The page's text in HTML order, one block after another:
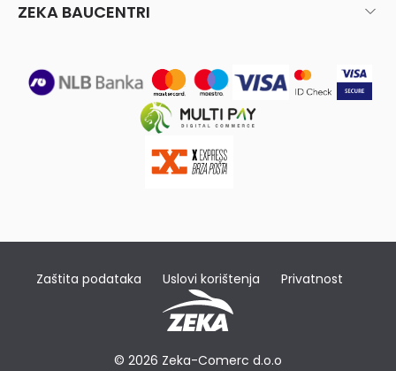
ZEKA BAUCENTRI
Zaštita podataka Uslovi korištenja Privatnost
© 2026 Zeka-Comerc d.o.o